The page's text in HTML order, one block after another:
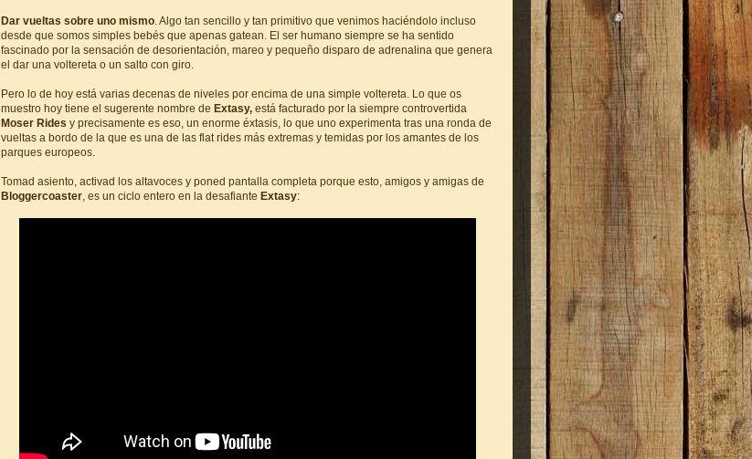
Dar vueltas sobre uno mismo. Algo tan sencillo y tan primitivo que venimos haciéndolo incluso
desde que somos simples bebés que apenas gatean. El ser humano siempre se ha sentido
fascinado por la sensación de desorientación, mareo y pequeño disparo de adrenalina que genera
el dar una voltereta o un salto con giro.
Pero lo de hoy está varias decenas de niveles por encima de una simple voltereta. Lo que os
muestro hoy tiene el sugerente nombre de Extasy, está facturado por la siempre controvertida
Moser Rides y precisamente es eso, un enorme éxtasis, lo que uno experimenta tras una ronda de
vueltas a bordo de la que es una de las flat rides más extremas y temidas por los amantes de los
parques europeos.
Tomad asiento, activad los altavoces y poned pantalla completa porque esto, amigos y amigas de
Bloggercoaster, es un ciclo entero en la desafiante Extasy: